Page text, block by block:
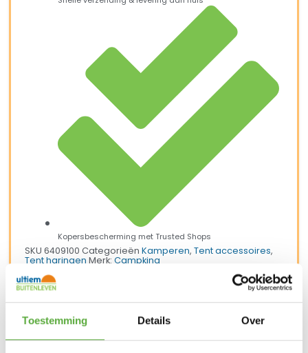
Toestemming Details Over
Kopersbescherming met Trusted Shops
SKU6409100Categorieën Kamperen,Tent accessoires,
Tent haringen Merk:Campking
Materiaal
Lengte
23 cm